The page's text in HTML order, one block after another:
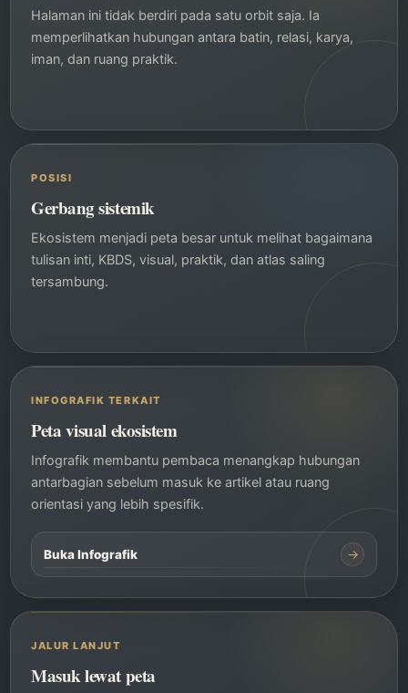
Halaman ini tidak berdiri pada satu orbit saja. Ia
memperlihatkan hubungan antara batin, relasi, karya,
iman, dan ruang praktik.
POSISI
Gerbang sistemik
Ekosistem menjadi peta besar untuk melihat bagaimana
tulisan inti, KBDS, visual, praktik, dan atlas saling
tersambung.
INFOGRAFIK TERKAIT
Peta visual ekosistem
Infografik membantu pembaca menangkap hubungan
antarbagian sebelum masuk ke artikel atau ruang
orientasi yang lebih spesifik.
Buka Infografik →
JALUR LANJUT
Masuk lewat peta